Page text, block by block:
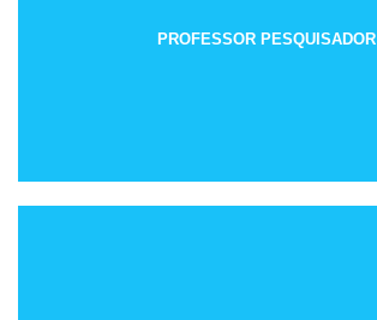
PROFESSOR PESQUISADOR